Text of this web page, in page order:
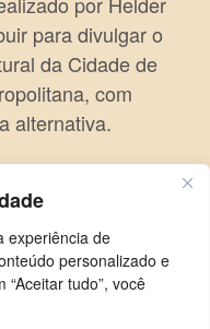
experiência de
personalizado e
tudo”, você
para divulgar o
da Cidade de
com
alternativa.